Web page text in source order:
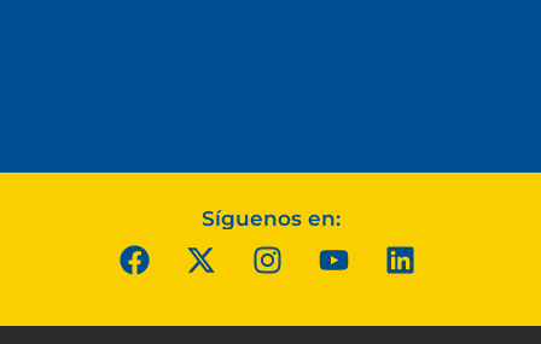
Síguenos en: